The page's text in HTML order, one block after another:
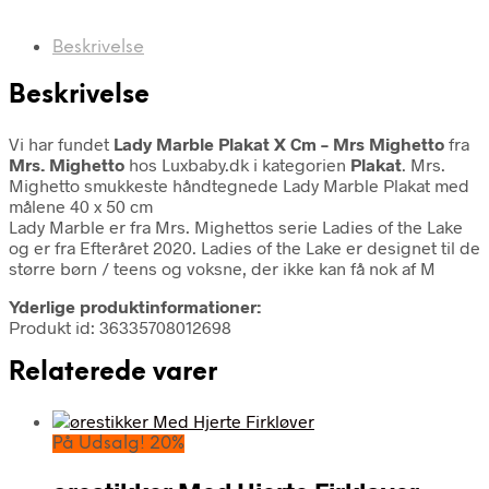
Beskrivelse
Beskrivelse
Vi har fundet Lady Marble Plakat X Cm – Mrs Mighetto fra
Mrs. Mighetto hos Luxbaby.dk i kategorien Plakat. Mrs.
Mighetto smukkeste håndtegnede Lady Marble Plakat med
målene 40 x 50 cm
Lady Marble er fra Mrs. Mighettos serie Ladies of the Lake
og er fra Efteråret 2020. Ladies of the Lake er designet til de
større børn / teens og voksne, der ikke kan få nok af M
Yderlige produktinformationer:
Produkt id: 36335708012698
Relaterede varer
På Udsalg! 20%